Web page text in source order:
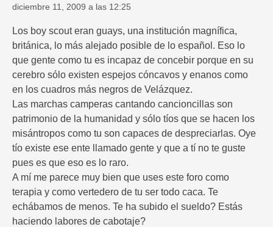
diciembre 11, 2009 a las 12:25
Los boy scout eran guays, una institución magnífica,
británica, lo más alejado posible de lo español. Eso lo
que gente como tu es incapaz de concebir porque en su
cerebro sólo existen espejos cóncavos y enanos como
en los cuadros más negros de Velázquez.
Las marchas camperas cantando cancioncillas son
patrimonio de la humanidad y sólo tíos que se hacen los
misántropos como tu son capaces de despreciarlas. Oye
tío existe ese ente llamado gente y que a tí no te guste
pues es que eso es lo raro.
A mí me parece muy bien que uses este foro como
terapia y como vertedero de tu ser todo caca. Te
echábamos de menos. Te ha subido el sueldo? Estás
haciendo labores de cabotaje?